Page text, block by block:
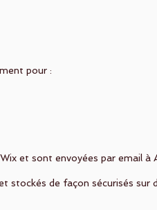
pour :
et sont envoyées par email
de façon sécurisés sur